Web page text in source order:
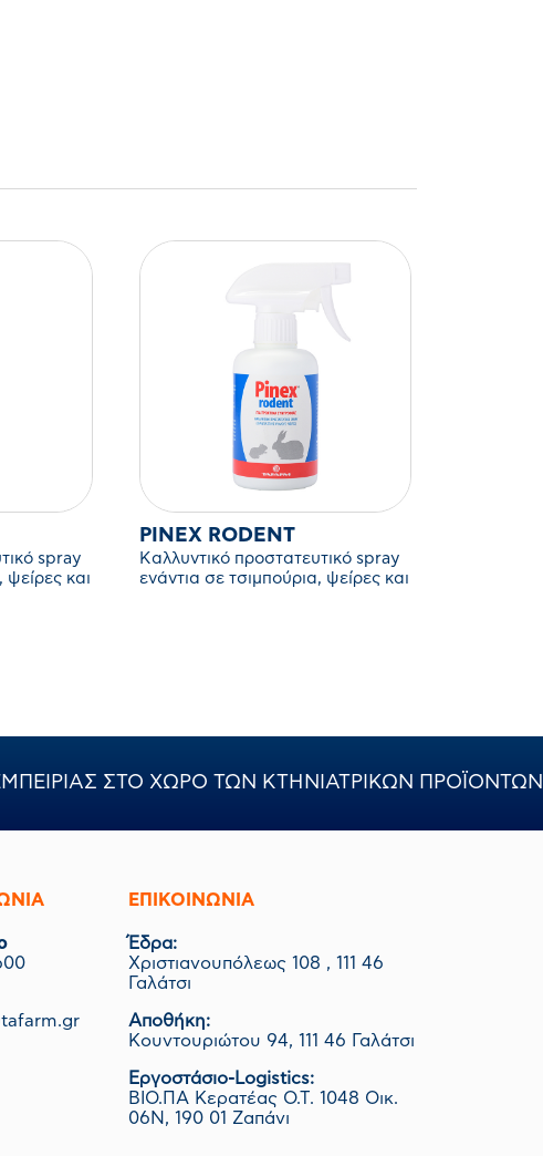
spray
ψείρες και
PINEX RODENT
Καλλυντικό προστατευτικό spray
ενάντια σε τσιμπούρια, ψείρες και
ΣΤΟ ΧΩΡΟ ΤΩΝ ΚΤΗΝΙΑΤΡΙΚΩΝ ΠΡΟΪΟΝΤΩΝ
ΕΠΙΚΟΙΝΩΝΊΑ
Έδρα:
Χριστιανουπόλεως 108 , 111 46
Γαλάτσι
Αποθήκη:
Κουντουριώτου 94, 111 46 Γαλάτσι
Εργοστάσιο-Logistics:
ΒΙΟ.ΠΑ Κερατέας Ο.Τ. 1048 Οικ.
06Ν, 190 01 Ζαπάνι